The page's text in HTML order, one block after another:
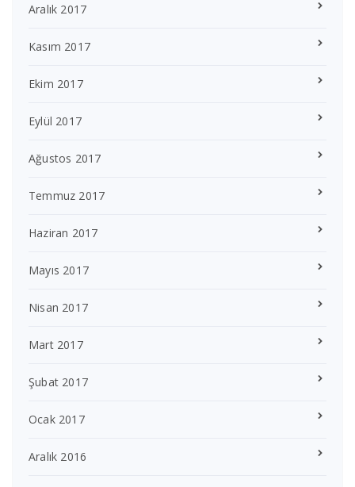
Aralık 2017
Kasım 2017
Ekim 2017
Eylül 2017
Ağustos 2017
Temmuz 2017
Haziran 2017
Mayıs 2017
Nisan 2017
Mart 2017
Şubat 2017
Ocak 2017
Aralık 2016